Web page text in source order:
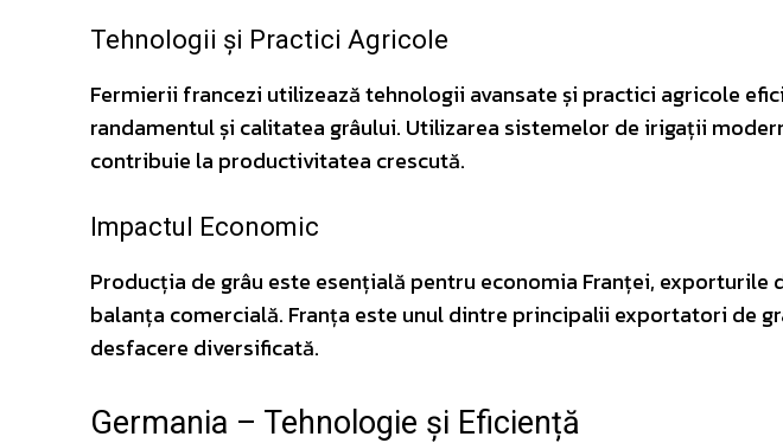
Tehnologii și Practici Agricole
Fermierii francezi utilizează tehnologii avansate și practici agricole
randamentul și calitatea grâului. Utilizarea sistemelor de irigații
contribuie la productivitatea crescută.
Impactul Economic
Producția de grâu este esențială pentru economia Franței,
balanța comercială. Franța este unul dintre principalii exportatori de
desfacere diversificată.
Germania – Tehnologie și Eficiență